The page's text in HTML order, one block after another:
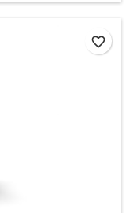
favorite_border